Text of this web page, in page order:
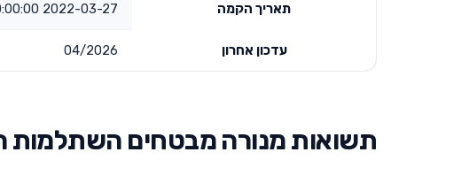
תאריך הקמה 2022-03-27 00:00:00
עדכון אחרון 04/2026
תשואות מנורה מבטחים השתלמות